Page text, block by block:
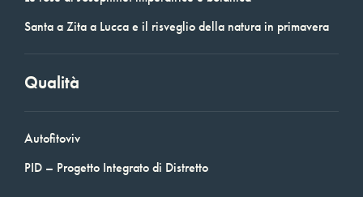
Santa a Zita a Lucca e il risveglio della natura in primavera
Qualità
Autofitoviv
PID – Progetto Integrato di Distretto